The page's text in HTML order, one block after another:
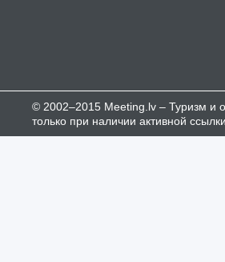
© 2002–2015 Meeting.lv – Туризм и
только при наличии активной